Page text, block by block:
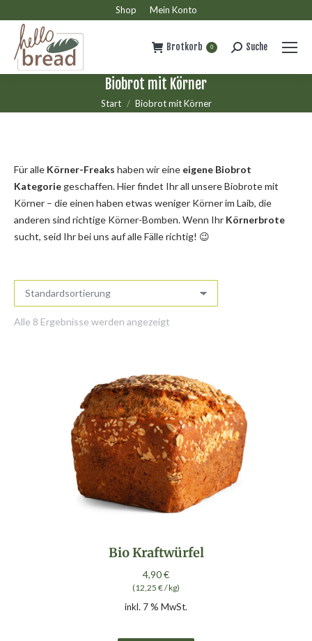
Shop Mein Konto
Brotkorb 0 Search:
Suche
Biobrot mit Körner
Sie befinden sich hier:
Start Biobrot mit Körner
Für alle Körner-Freaks haben wir eine eigene Biobrot
Kategorie geschaffen. Hier findet Ihr all unsere Biobrote mit
Körner – die einen haben etwas weniger Körner im Laib, die
anderen sind richtige Körner-Bomben. Wenn Ihr Körnerbrote
sucht, seid Ihr bei uns auf alle Fälle richtig! 😉
Alle 8 Ergebnisse werden angezeigt
Bio Kraftwürfel
4,90€
(12,25 €/kg)
inkl. 7 % MwSt.